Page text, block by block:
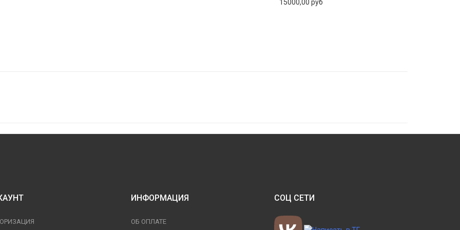
15000,00 руб
ИНФОРМАЦИЯ
ОБ ОПЛАТЕ
СОЦ СЕТИ